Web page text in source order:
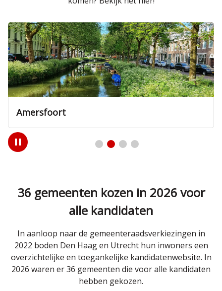
Veenendaal
Play
/
36 gemeenten kozen in 2026 voor
alle kandidaten
In aanloop naar de gemeenteraadsverkiezingen in
2022 boden Den Haag en Utrecht hun inwoners een
overzichtelijke en toegankelijke kandidatenwebsite. In
2026 waren er 36 gemeenten die voor alle kandidaten
hebben gekozen.